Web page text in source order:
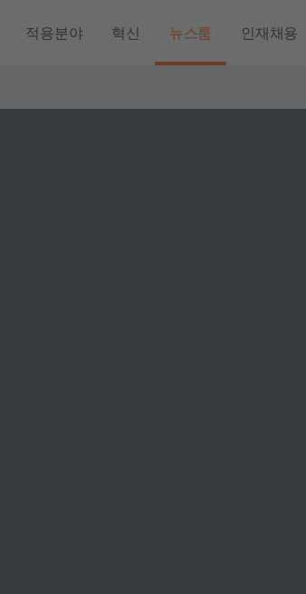
적용분야 혁신 뉴스룸 인재채용